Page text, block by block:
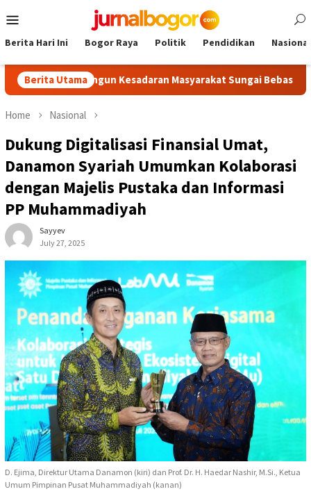
to
Menu
Berita Hari Ini Bogor Raya Politik Pendidikan Nasional
Berita Utama
Bangun Kesadaran Masyarakat Sungai Bebas Sampah
Home Nasional
Dukung Digitalisasi Finansial Umat,
Danamon Syariah Umumkan Kolaborasi
dengan Majelis Pustaka dan Informasi
PP Muhammadiyah
Sayyev
July 27, 2025
D. Ejima, Direktur Utama Danamon (kiri) dan Prof. Dr. H. Haedar Nashir, M.Si., Ketua
Umum Pimpinan Pusat Muhammadiyah (kanan)